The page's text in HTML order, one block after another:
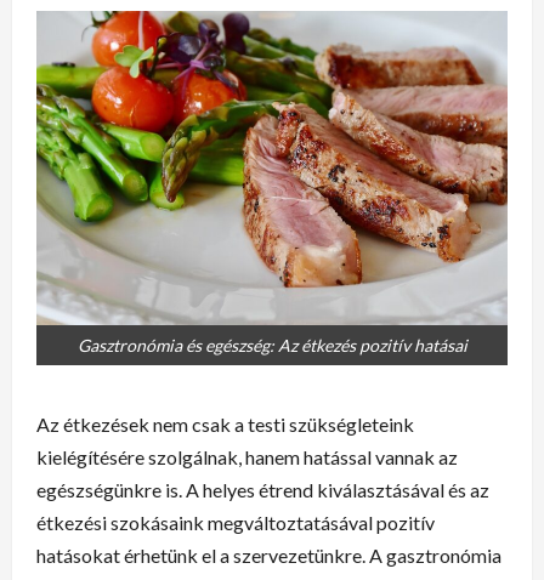
Gasztronómia és egészség: Az étkezés pozitív hatásai
Az étkezések nem csak a testi szükségleteink
kielégítésére szolgálnak, hanem hatással vannak az
egészségünkre is. A helyes étrend kiválasztásával és az
étkezési szokásaink megváltoztatásával pozitív
hatásokat érhetünk el a szervezetünkre. A gasztronómia